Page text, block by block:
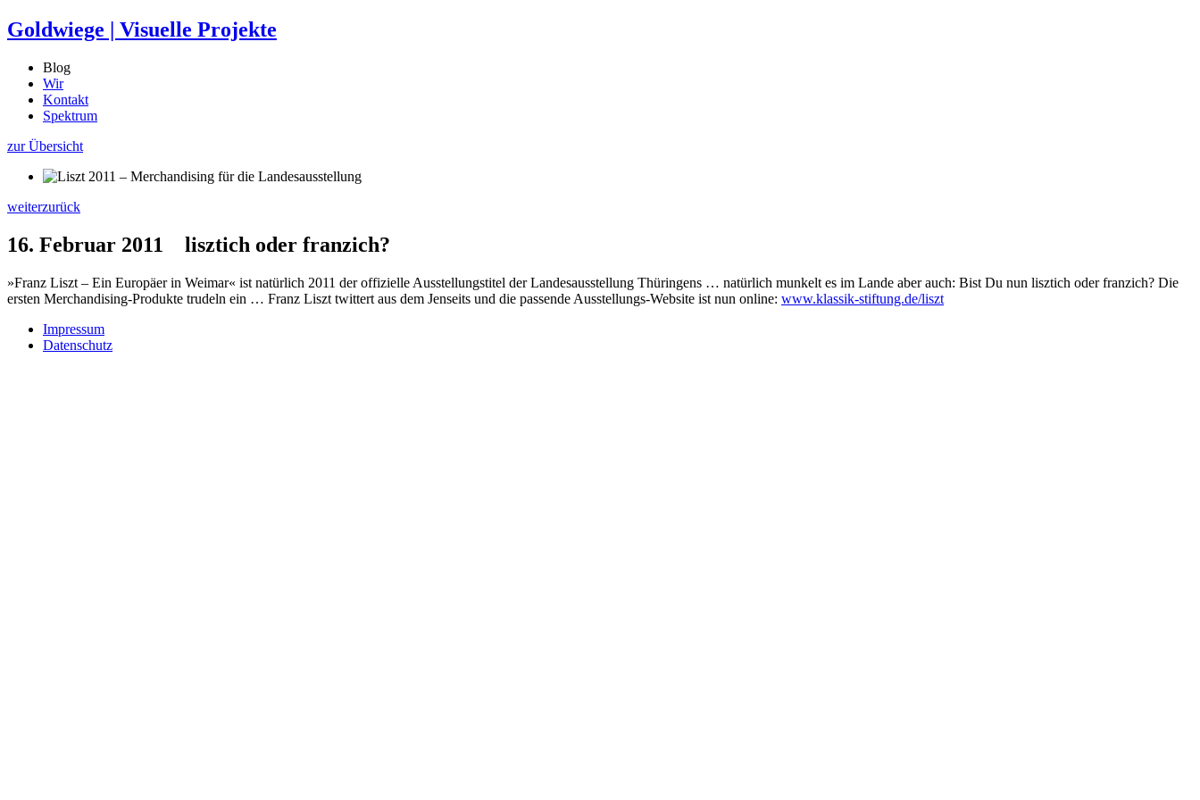
Goldwiege | Visuelle Projekte
Blog
Wir
Kontakt
Spektrum
zur Übersicht
weiterzurück
16. Februar 2011 lisztich oder franzich?
»Franz Liszt – Ein Europäer in Weimar« ist natürlich 2011 der offizielle Ausstellungstitel der Landesausstellung Thüringens … natürlich munkelt es im Lande aber auch: Bist Du nun lisztich oder franzich? Die
ersten Merchandising-Produkte trudeln ein … Franz Liszt twittert aus dem Jenseits und die passende Ausstellungs-Website ist nun online: www.klassik-stiftung.de/liszt
Impressum
Datenschutz